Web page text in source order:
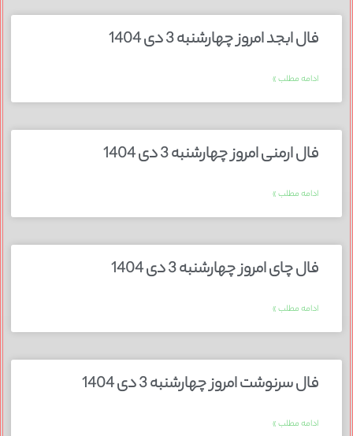
فال ابجد امروز چهارشنبه 3 دی 1404
ادامه مطلب »
فال ارمنی امروز چهارشنبه 3 دی 1404
ادامه مطلب »
فال چای امروز چهارشنبه 3 دی 1404
ادامه مطلب »
فال سرنوشت امروز چهارشنبه 3 دی 1404
ادامه مطلب »